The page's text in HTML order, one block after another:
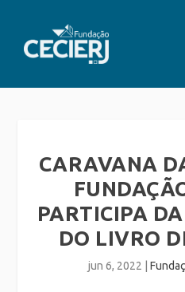
CARAVANA
PARTICIPA
DO LIVRO
jun 6, 2022